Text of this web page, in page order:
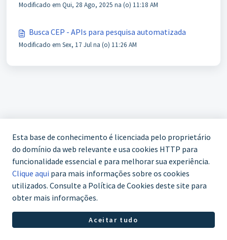
Modificado em Qui, 28 Ago, 2025 na (o) 11:18 AM
Busca CEP - APIs para pesquisa automatizada
Modificado em Sex, 17 Jul na (o) 11:26 AM
WhatsApp (61) 3772-7800
Esta base de conhecimento é licenciada pelo proprietário
do domínio da web relevante e usa cookies HTTP para
funcionalidade essencial e para melhorar sua experiência.
Clique aqui para mais informações sobre os cookies
utilizados. Consulte a Política de Cookies deste site para
obter mais informações.
Aceitar tudo